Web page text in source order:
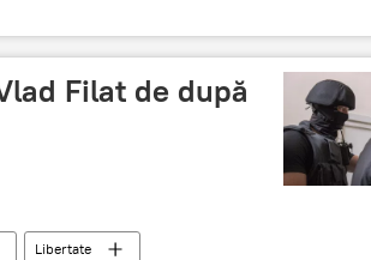
Filat de după
Libertate